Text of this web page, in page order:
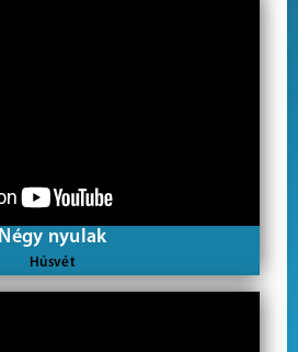
Négy nyulak
Húsvét